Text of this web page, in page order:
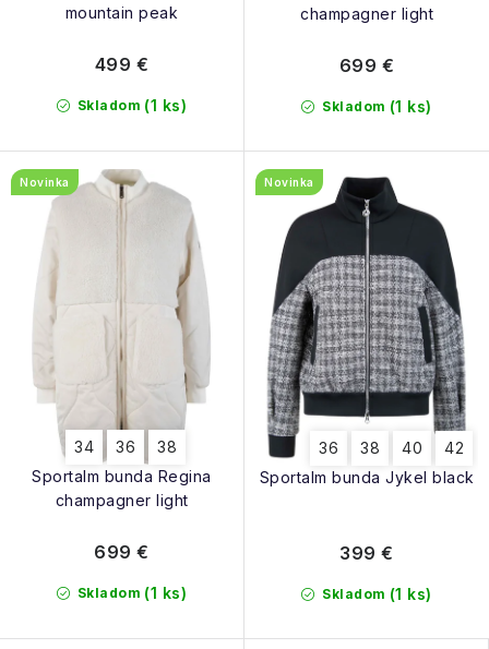
mountain peak
Skladom (1 ks)
499 €
champagner light
Skladom (1 ks)
699 €
Sportalm bunda Regina
champagner light
Novinka
34 36 38
Skladom (1 ks)
699 €
Sportalm bunda Jykel black
Novinka
36 38 40 42
Skladom (1 ks)
399 €